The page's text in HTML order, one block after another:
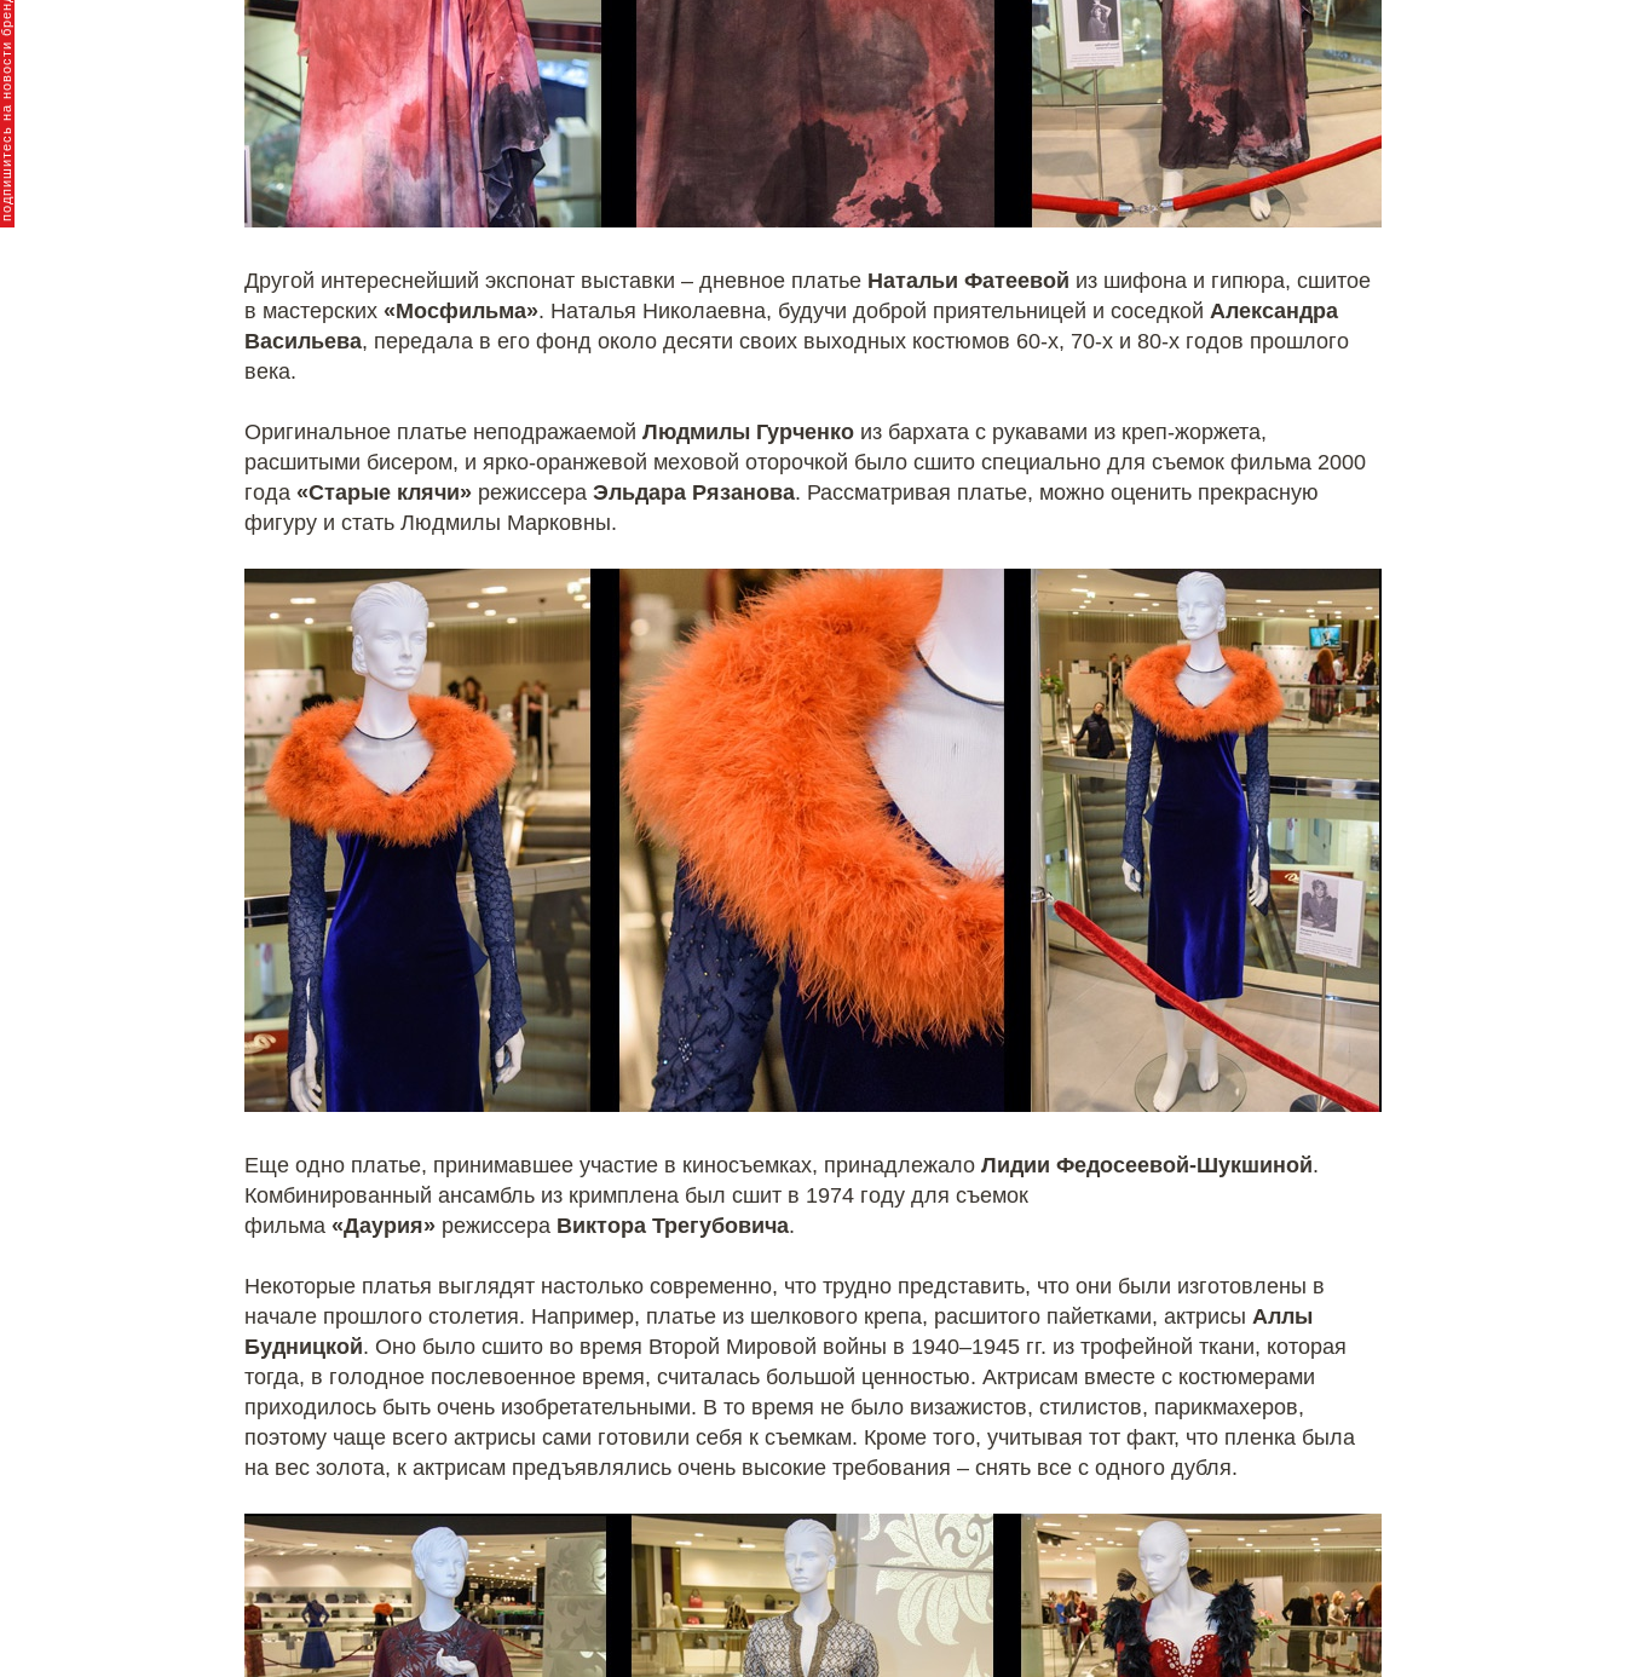
брендов
Другой интереснейший экспонат выставки – дневное платье Натальи Фатеевой из шифона и гипюра, сшитое
в мастерских «Мосфильма». Наталья Николаевна, будучи доброй приятельницей и соседкой Александра
Васильева, передала в его фонд около десяти своих выходных костюмов 60-х, 70-х и 80-х годов прошлого
века.
Оригинальное платье неподражаемой Людмилы Гурченко из бархата с рукавами из креп-жоржета,
расшитыми бисером, и ярко-оранжевой меховой оторочкой было сшито специально для съемок фильма 2000
года «Старые клячи» режиссера Эльдара Рязанова. Рассматривая платье, можно оценить прекрасную
фигуру и стать Людмилы Марковны.
Еще одно платье, принимавшее участие в киносъемках, принадлежало Лидии Федосеевой-Шукшиной.
Комбинированный ансамбль из кримплена был сшит в 1974 году для съемок
фильма «Даурия» режиссера Виктора Трегубовича.
Некоторые платья выглядят настолько современно, что трудно представить, что они были изготовлены в
начале прошлого столетия. Например, платье из шелкового крепа, расшитого пайетками, актрисы Аллы
Будницкой. Оно было сшито во время Второй Мировой войны в 1940–1945 гг. из трофейной ткани, которая
тогда, в голодное послевоенное время, считалась большой ценностью. Актрисам вместе с костюмерами
приходилось быть очень изобретательными. В то время не было визажистов, стилистов, парикмахеров,
поэтому чаще всего актрисы сами готовили себя к съемкам. Кроме того, учитывая тот факт, что пленка была
на вес золота, к актрисам предъявлялись очень высокие требования – снять все с одного дубля.